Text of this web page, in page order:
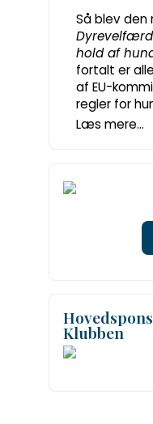
Så blev den
hold af
fortalt er
af EU-
regler for
Læs mere...
Klubben